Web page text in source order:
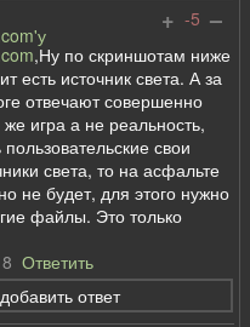
+ -5 –
,Ну по скриншотам ниже
есть источник света. А за
отвечают совершенно
игра а не реальность,
свои
света, то на асфальте
не будет, для этого нужно
файлы. Это только
Ответить
ответ